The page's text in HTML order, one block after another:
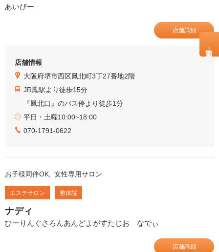
あいびー
店舗詳細
店舗情報
大阪府堺市西区鳳北町3丁27番地2階
JR鳳駅より徒歩15分
『鳳北口』のバス停より徒歩1分
平日・土曜10:00~18:00
070-1791-0622
お子様同伴OK 女性専用サロン
エステサロン 整体院
ナディ
ひーりんぐさろんあんどよがすたじお なでぃ
店舗詳細